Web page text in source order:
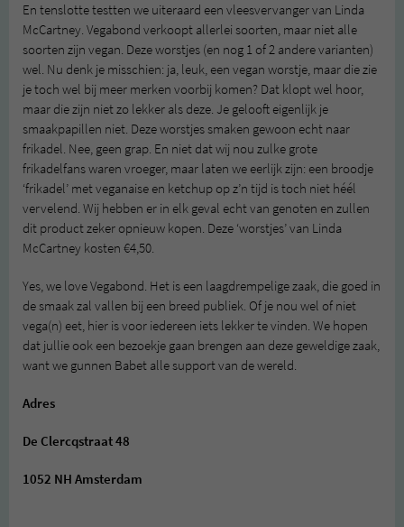
En tenslotte testten we uiteraard een vleesvervanger van Linda
McCartney. Vegabond verkoopt allerlei soorten, maar niet alle
soorten zijn vegan. Deze worstjes (en nog 1 of 2 andere varianten)
wel. Nu denk je misschien: ja, leuk, een vegan worstje, maar die zie
je toch wel bij meer merken voorbij komen? Dat klopt wel hoor,
maar die zijn niet zo lekker als deze. Je gelooft eigenlijk je
smaakpapillen niet. Deze worstjes smaken gewoon echt naar
frikadel. Nee, geen grap. En niet dat wij nou zulke grote
frikadelfans waren vroeger, maar laten we eerlijk zijn: een broodje
‘frikadel’ met veganaise en ketchup op z’n tijd is toch niet héél
vervelend. Wij hebben er in elk geval echt van genoten en zullen
dit product zeker opnieuw kopen. Deze ‘worstjes’ van Linda
McCartney kosten €4,50.
Yes, we love Vegabond. Het is een laagdrempelige zaak, die goed in
de smaak zal vallen bij een breed publiek. Of je nou wel of niet
vega(n) eet, hier is voor iedereen iets lekker te vinden. We hopen
dat jullie ook een bezoekje gaan brengen aan deze geweldige zaak,
want we gunnen Babet alle support van de wereld.
Adres
De Clercqstraat 48
1052 NH Amsterdam